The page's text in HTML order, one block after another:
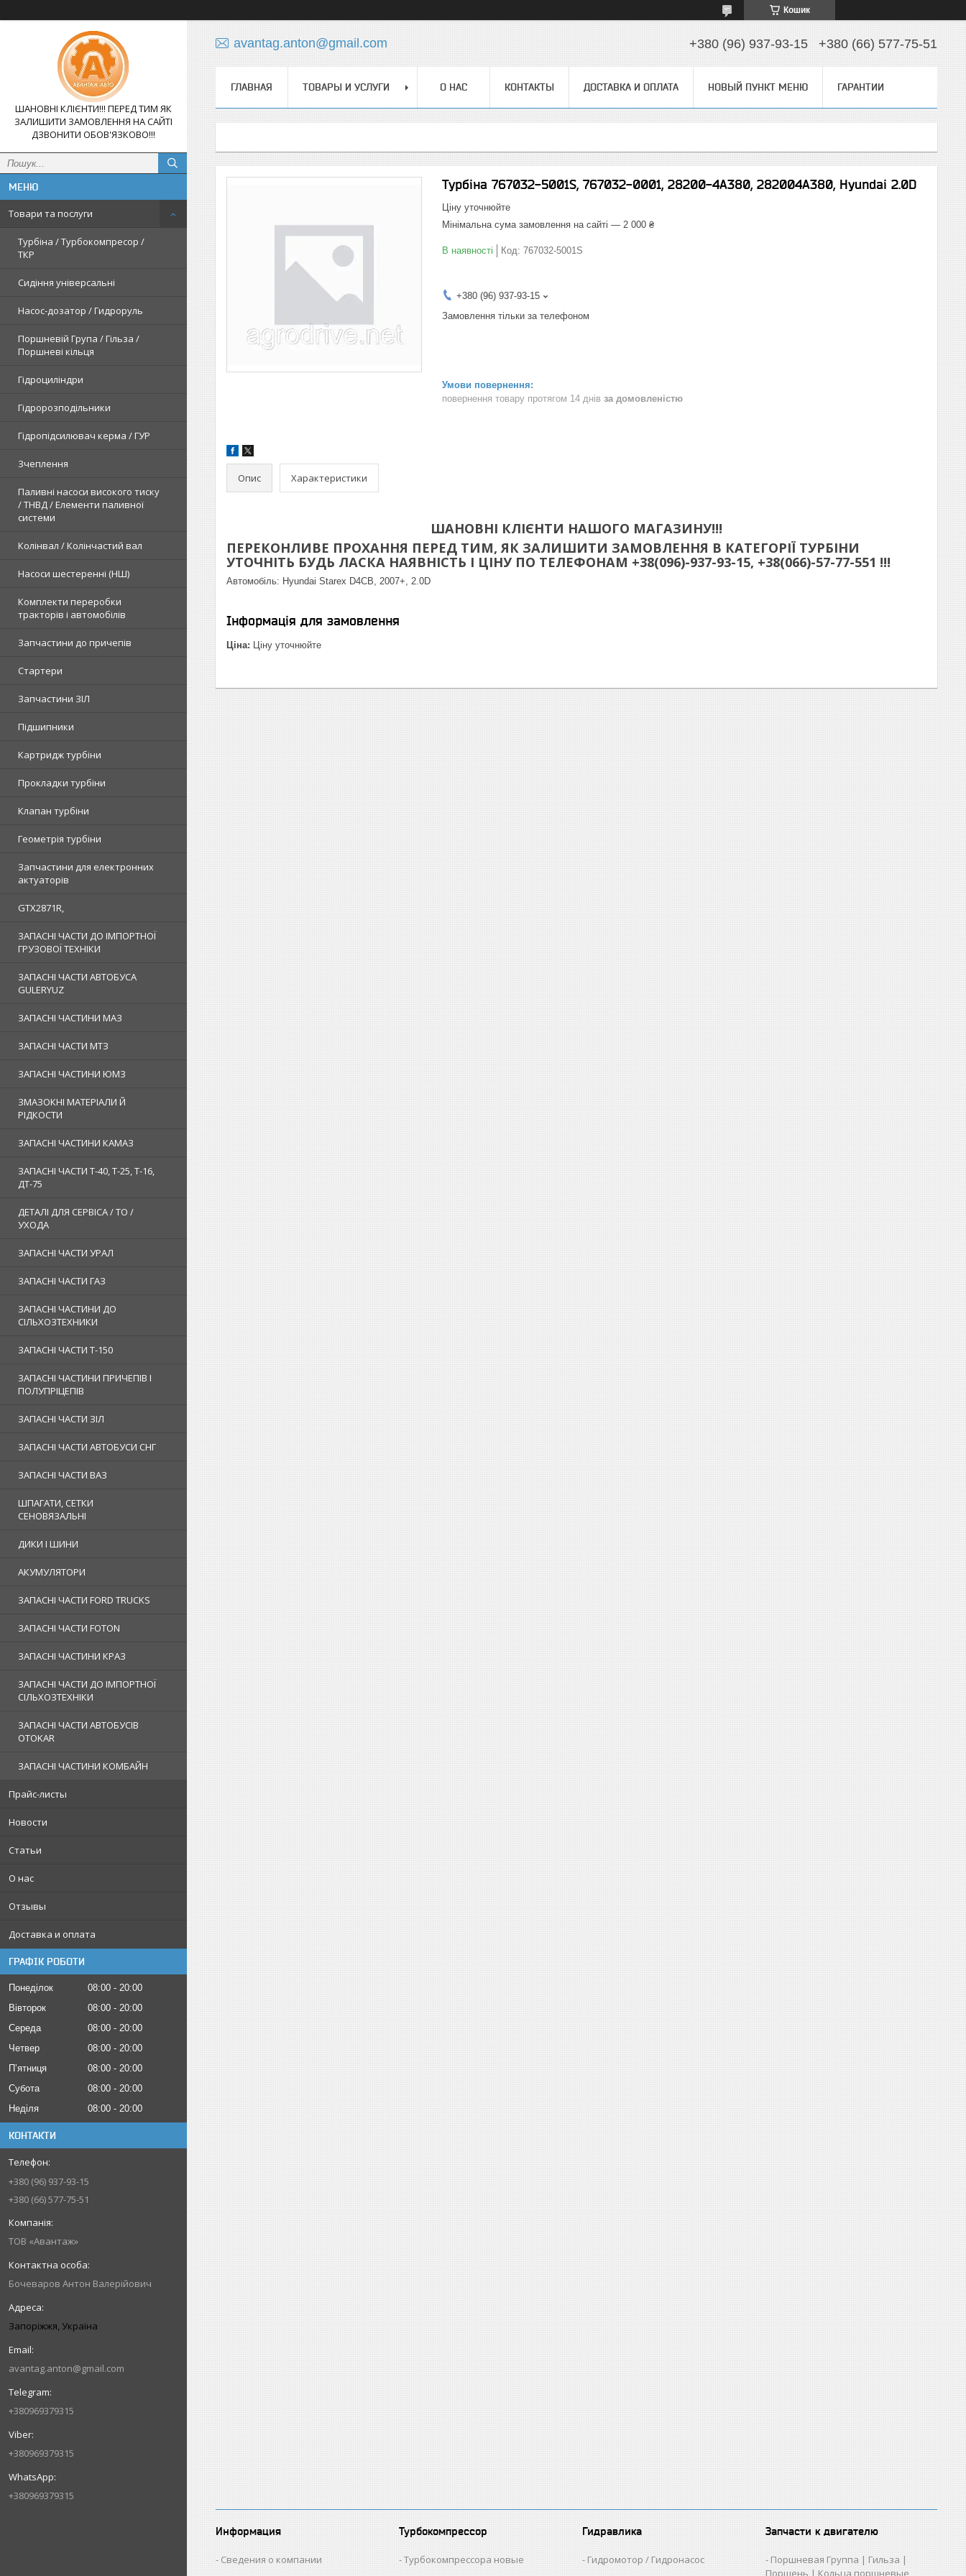
Кошик
ШАНОВНІ КЛІЄНТИ!!! ПЕРЕД ТИМ ЯК
ЗАЛИШИТИ ЗАМОВЛЕННЯ НА САЙТІ
ДЗВОНИТИ ОБОВ'ЯЗКОВО!!!
Товари та послуги
Турбіна / Турбокомпресор /
ТКР
Сидіння універсальні
Насос-дозатор / Гидроруль
Поршневій Група / Гільза /
Поршневі кільця
Гідроциліндри
Гідророзподільники
Гідропідсилювач керма / ГУР
Зчеплення
Паливні насоси високого тиску
/ ТНВД / Елементи паливної
системи
Колінвал / Колінчастий вал
Насоси шестеренні (НШ)
Комплекти переробки
тракторів і автомобілів
Запчастини до причепів
Стартери
Запчастини ЗІЛ
Підшипники
Картридж турбіни
Прокладки турбіни
Клапан турбіни
Геометрія турбіни
Запчастини для електронних
актуаторів
GTX2871R,
ЗАПАСНІ ЧАСТИ ДО ІМПОРТНОЇ
ГРУЗОВОЇ ТЕХНІКИ
ЗАПАСНІ ЧАСТИ АВТОБУСА
GULERYUZ
ЗАПАСНІ ЧАСТИНИ МАЗ
ЗАПАСНІ ЧАСТИ МТЗ
ЗАПАСНІ ЧАСТИНИ ЮМЗ
ЗМАЗОКНІ МАТЕРІАЛИ Й
РІДКОСТИ
ЗАПАСНІ ЧАСТИНИ КАМАЗ
ЗАПАСНІ ЧАСТИ Т-40, Т-25, Т-16,
ДТ-75
ДЕТАЛІ ДЛЯ СЕРВІСА / ТО /
УХОДА
ЗАПАСНІ ЧАСТИ УРАЛ
ЗАПАСНІ ЧАСТИ ГАЗ
ЗАПАСНІ ЧАСТИНИ ДО
СІЛЬХОЗТЕХНИКИ
ЗАПАСНІ ЧАСТИ Т-150
ЗАПАСНІ ЧАСТИНИ ПРИЧЕПІВ І
ПОЛУПРІЦЕПІВ
ЗАПАСНІ ЧАСТИ ЗІЛ
ЗАПАСНІ ЧАСТИ АВТОБУСИ СНГ
ЗАПАСНІ ЧАСТИ ВАЗ
ШПАГАТИ, СЕТКИ
СЕНОВЯЗАЛЬНІ
ДИКИ І ШИНИ
АКУМУЛЯТОРИ
ЗАПАСНІ ЧАСТИ FORD TRUCKS
ЗАПАСНІ ЧАСТИ FOTON
ЗАПАСНІ ЧАСТИНИ КРАЗ
ЗАПАСНІ ЧАСТИ ДО ІМПОРТНОЇ
СІЛЬХОЗТЕХНІКИ
ЗАПАСНІ ЧАСТИ АВТОБУСІВ
OTOKAR
ЗАПАСНІ ЧАСТИНИ КОМБАЙН
Прайс-листы
Новости
Статьи
О нас
Отзывы
Доставка и оплата
ГРАФІК РОБОТИ
Понеділок 08:00
20:00
Вівторок
08:00
20:00
Середа
08:00
20:00
Четвер
08:00
20:00
Пʼятниця
08:00
20:00
Субота
08:00
20:00
Неділя
08:00 20:00
КОНТАКТИ
+380 (96) 937-93-15
+380 (66) 577-75-51
ТОВ «Авантаж»
Бочеваров Антон Валерійович
Запоріжжя, Україна
avantag.anton@gmail.com
+380969379315
+380969379315
+380969379315
avantag.anton@gmail.com +380 (96) 937-93-15 +380 (66) 577-75-51
ГЛАВНАЯ ТОВАРЫ И УСЛУГИ О НАС КОНТАКТЫ ДОСТАВКА И ОПЛАТА НОВЫЙ ПУНКТ МЕНЮ ГАРАНТИИ
Турбіна 767032-5001S, 767032-0001, 28200-4A380, 282004A380, Hyundai 2.0D
Ціну уточнюйте
Мінімальна сума замовлення на сайті — 2 000 ₴
В наявності Код: 767032-5001S
+380 (96) 937-93-15
Замовлення тільки за телефоном
повернення товару протягом 14 днів за домовленістю
Опис Характеристики
ШАНОВНІ КЛІЄНТИ НАШОГО МАГАЗИНУ!!!
ПЕРЕКОНЛИВЕ ПРОХАННЯ ПЕРЕД ТИМ, ЯК ЗАЛИШИТИ ЗАМОВЛЕННЯ В КАТЕГОРІЇ ТУРБІНИ
УТОЧНІТЬ БУДЬ ЛАСКА НАЯВНІСТЬ І ЦІНУ ПО ТЕЛЕФОНАМ +38(096)-937-93-15, +38(066)-57-77-551 !!!
Автомобіль: Hyundai Starex D4CB, 2007+, 2.0D
Інформація для замовлення
Ціна: Ціну уточнюйте
Информация
Сведения о компании
Турбокомпрессор
Турбокомпрессора новые
Гидравлика
Гидромотор / Гидронасос
Запчасти к двигателю
Поршневая Группа | Гильза |
Поршень | Кольца поршневые